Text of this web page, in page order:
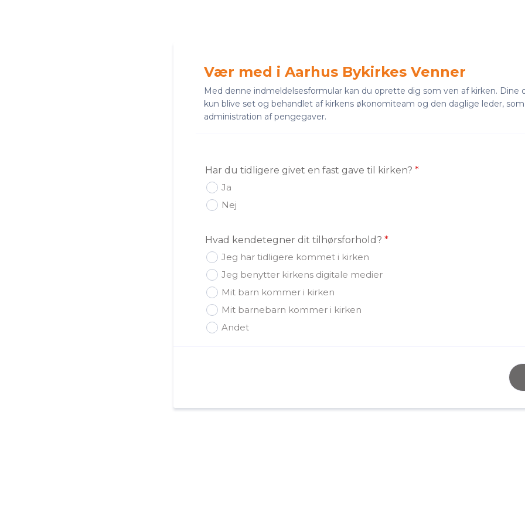
Vær med i Aarhus Bykirkes Venner
Med denne indmeldelsesformular kan du oprette dig som ven af kirken. Dine
kun blive set og behandlet af kirkens økonomiteam og den daglige leder,
administration af pengegaver.
Har du tidligere givet en fast gave til kirken? *
Ja
Nej
Hvad kendetegner dit tilhørsforhold? *
Jeg har tidligere kommet i kirken
Jeg benytter kirkens digitale medier
Mit barn kommer i kirken
Mit barnebarn kommer i kirken
Andet